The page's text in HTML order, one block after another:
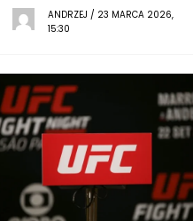
ANDRZEJ / 23 MARCA 2026,
15:30